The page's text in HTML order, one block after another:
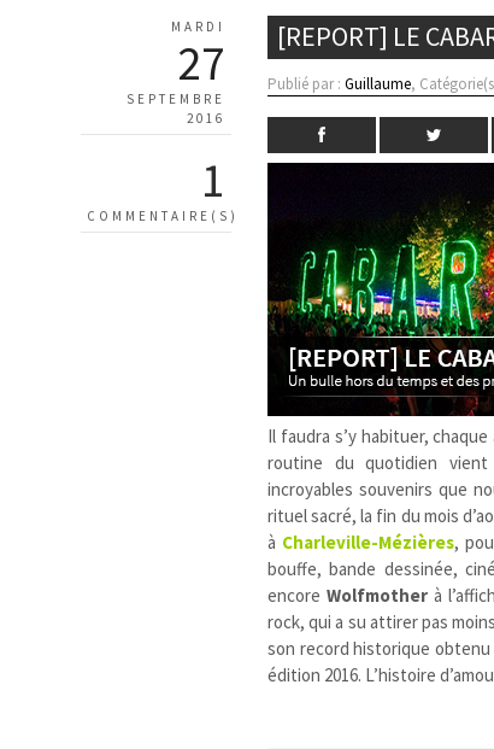
MARDI
27
SEPTEMBRE
2016
1
COMMENTAIRE(S)
[REPORT] LE
Publié par :Guillaume,
Il faudra s’y habituer,
routine du quotidien
incroyables souvenirs que
rituel sacré, la fin du mois
à Charleville-Mézières,
bouffe, bande dessinée,
encoreWolfmother à
rock, qui a su attirer pas
son record historique obtenu
édition 2016. L’histoire